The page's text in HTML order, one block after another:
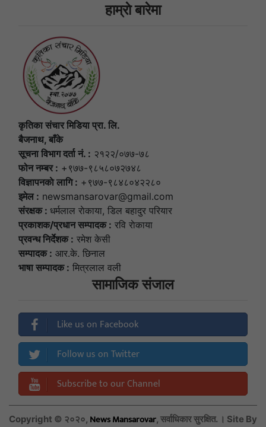
हाम्राे बारेमा
कृतिका संचार मिडिया प्रा. लि.
बैजनाथ, बाँके
सूचना विभाग दर्ता नं. : २१२२/०७७-७८
फोन नम्बर : +९७७-९८५८०७२७४८
विज्ञापनकाे लागि : +९७७-९८४८०४२२८०
इमेल : newsmansarovar@gmail.com
संरक्षक : धर्मलाल राेकाया, डिल बहादुर परियार
प्रकाशक/प्रधान सम्पादक : रवि राेकाया
प्रवन्ध निर्देशक : रमेश केसी
सम्पादक : आर.के. छिनाल
भाषा सम्पादक : मित्रलाल वली
सामाजिक संजाल
Like us on Facebook
Follow us on Twitter
Subscribe to our Channel
Copyright © २०२०, News Mansarovar, सर्वाधिकार सुरक्षित. । Site By